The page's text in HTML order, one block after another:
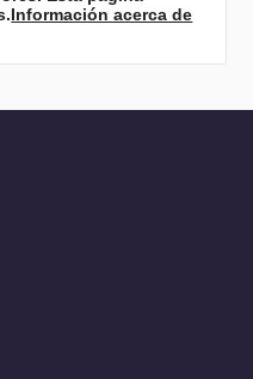
Información acerca de